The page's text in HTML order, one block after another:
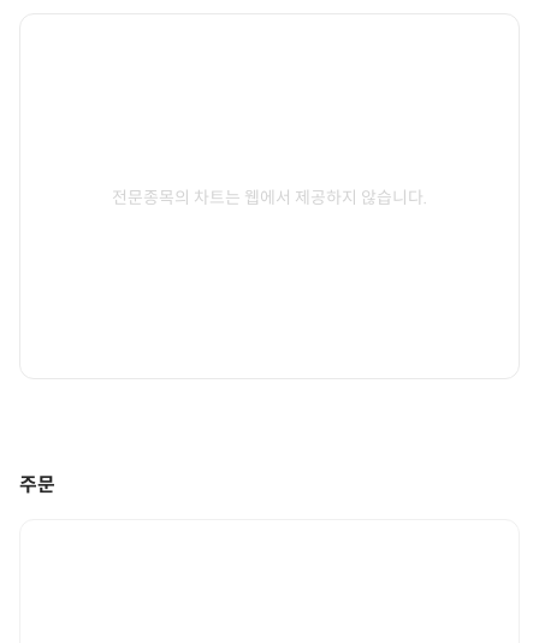
전문종목의 차트는 웹에서 제공하지 않습니다.
주문